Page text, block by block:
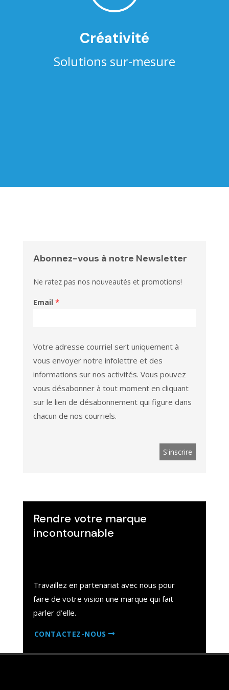
Créativité
Solutions sur-mesure
Abonnez-vous à notre Newsletter
Ne ratez pas nos nouveautés et promotions!
Email *
Votre adresse courriel sert uniquement à
vous envoyer notre infolettre et des
informations sur nos activités. Vous pouvez
vous désabonner à tout moment en cliquant
sur le lien de désabonnement qui figure dans
chacun de nos courriels.
Rendre votre marque
incontournable
Travaillez en partenariat avec nous pour
faire de votre vision une marque qui fait
parler d’elle.
CONTACTEZ-NOUS